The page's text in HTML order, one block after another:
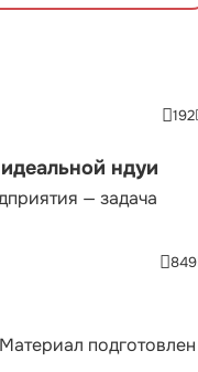
192
ндуи
— задача
849
подготовлен